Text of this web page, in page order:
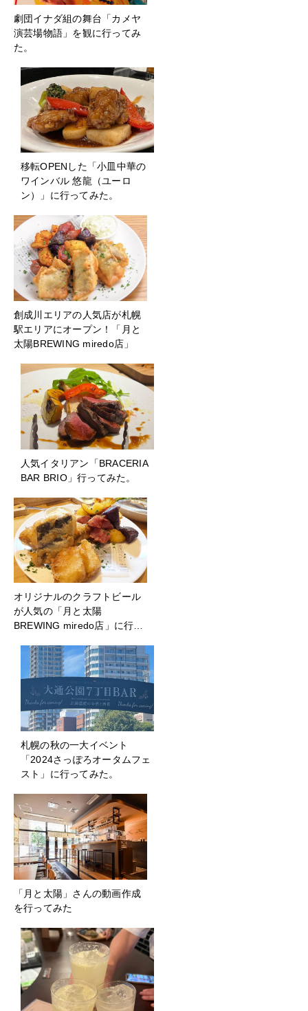
劇団イナダ組の舞台「カメヤ
演芸場物語」を観に行ってみ
た。
移転OPENした「小皿中華の
ワインバル 悠龍（ユーロ
ン）」に行ってみた。
創成川エリアの人気店が札幌
駅エリアにオープン！「月と
太陽BREWING miredo店」
人気イタリアン「BRACERIA
BAR BRIO」行ってみた。
オリジナルのクラフトビール
が人気の「月と太陽
BREWING miredo店」に行…
札幌の秋の一大イベント
「2024さっぽろオータムフェ
スト」に行ってみた。
「月と太陽」さんの動画作成
を行ってみた